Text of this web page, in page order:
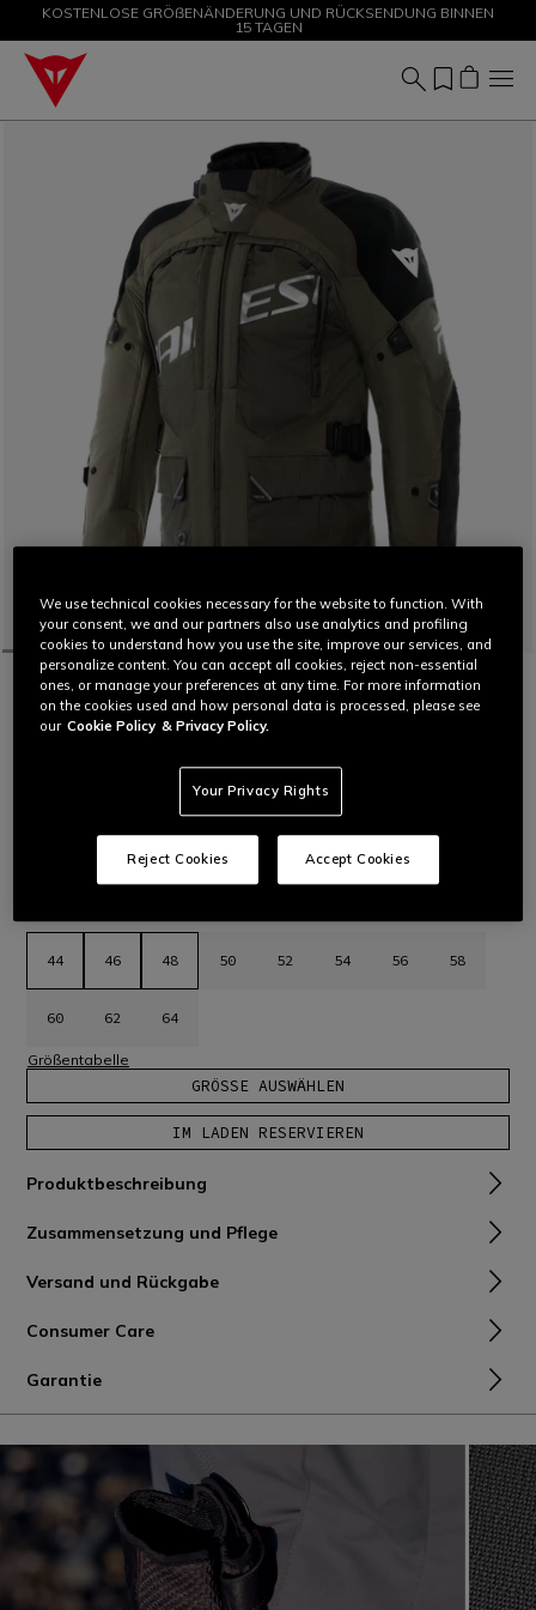
SALE BIS ZU -50 % – JETZT SHOPPEN
KOSTENLOSE GRÖßENÄNDERUNG UND RÜCKSENDUNG BINNEN
15 TAGEN
STARTSEITE MOTORRAD MEN JACKEN REGENDICHT
SPRINGBOK 3L ABSOLUTESHELL™ JACKET
Wasserdichte, dreilagige Touring Adventure-Jacke. Optimiert
Softprotektoren der Stufe 2 an Schultern und Ellbogen.
44 46 48 50 52 54 56 58
60 62 64
Größentabelle
GRÖSSE AUSWÄHLEN
IM LADEN RESERVIEREN
Produktbeschreibung
Zusammensetzung und Pflege
Versand und Rückgabe
Consumer Care
Garantie
We use technical cookies necessary for the website to function. With
your consent, we and our partners also use analytics and profiling
cookies to understand how you use the site, improve our services, and
personalize content. You can accept all cookies, reject non-essential
ones, or manage your preferences at any time. For more information
on the cookies used and how personal data is processed, please see
our Cookie Policy & Privacy Policy.
Your Privacy Rights
Reject Cookies Accept Cookies